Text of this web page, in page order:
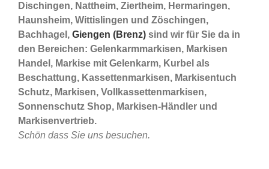
Dischingen, Nattheim, Ziertheim, Hermaringen,
Haunsheim, Wittislingen und Zöschingen,
Bachhagel, Giengen (Brenz) sind wir für Sie da in
den Bereichen: Gelenkarmmarkisen, Markisen
Handel, Markise mit Gelenkarm, Kurbel als
Beschattung, Kassettenmarkisen, Markisentuch
Schutz, Markisen, Vollkassettenmarkisen,
Sonnenschutz Shop, Markisen-Händler und
Markisenvertrieb.
Schön dass Sie uns besuchen.